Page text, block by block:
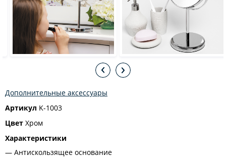
Дополнительные аксессуары
Артикул K-1003
Цвет Хром
Характеристики
Антискользящее основание